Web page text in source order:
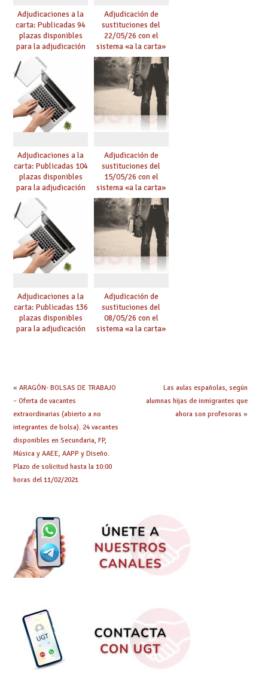
Adjudicaciones a la
carta: Publicadas 94
plazas disponibles
para la adjudicación
de mañana y abierto
plazo de solicitudes
Adjudicación de
sustituciones del
22/05/26 con el
sistema «a la carta»
conseguido con el
Acuerdo de Mejoras
Adjudicaciones a la
carta: Publicadas 104
plazas disponibles
para la adjudicación
de mañana y abierto
plazo de solicitudes
Adjudicación de
sustituciones del
15/05/26 con el
sistema «a la carta»
conseguido con el
Acuerdo de Mejoras
Adjudicaciones a la
carta: Publicadas 136
plazas disponibles
para la adjudicación
Adjudicación de
sustituciones del
08/05/26 con el
sistema «a la carta»
« ARAGÓN- BOLSAS DE TRABAJO
– Oferta de vacantes
extraordinarias (abierto a no
integrantes de bolsa). 24 vacantes
disponibles en Secundaria, FP,
Música y AAEE, AAPP y Diseño.
Plazo de solicitud hasta la 10:00
horas del 11/02/2021
Las aulas españolas, según
alumnas hijas de inmigrantes que
ahora son profesoras »